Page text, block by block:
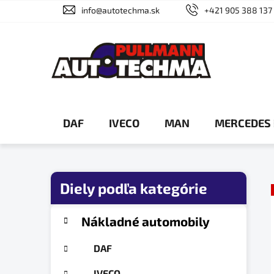
info@autotechma.sk +421 905 388 137
DAF IVECO MAN
B
kategórieNákladné automobily
DAF